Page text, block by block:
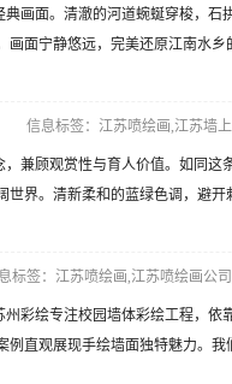
画面。清澈的河道蜿蜒穿梭，石
画面宁静悠远，完美还原江南水乡
信息标签：江苏喷绘画,江苏墙
兼顾观赏性与育人价值。如同这
界。清新柔和的蓝绿色调，避开
标签：江苏喷绘画,江苏喷绘画公
彩绘专注校园墙体彩绘工程，依
直观展现手绘墙面独特魅力。我